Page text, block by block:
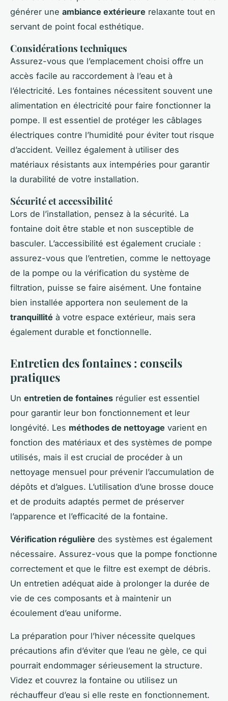
générer une ambiance extérieure relaxante tout en
servant de point focal esthétique.
Considérations techniques
Assurez-vous que l’emplacement choisi offre un
accès facile au raccordement à l’eau et à
l’électricité. Les fontaines nécessitent souvent une
alimentation en électricité pour faire fonctionner la
pompe. Il est essentiel de protéger les câblages
électriques contre l’humidité pour éviter tout risque
d’accident. Veillez également à utiliser des
matériaux résistants aux intempéries pour garantir
la durabilité de votre installation.
Sécurité et accessibilité
Lors de l’installation, pensez à la sécurité. La
fontaine doit être stable et non susceptible de
basculer. L’accessibilité est également cruciale :
assurez-vous que l’entretien, comme le nettoyage
de la pompe ou la vérification du système de
filtration, puisse se faire aisément. Une fontaine
bien installée apportera non seulement de la
tranquillité à votre espace extérieur, mais sera
également durable et fonctionnelle.
Entretien des fontaines : conseils
pratiques
Un entretien de fontaines régulier est essentiel
pour garantir leur bon fonctionnement et leur
longévité. Les méthodes de nettoyage varient en
fonction des matériaux et des systèmes de pompe
utilisés, mais il est crucial de procéder à un
nettoyage mensuel pour prévenir l’accumulation de
dépôts et d’algues. L’utilisation d’une brosse douce
et de produits adaptés permet de préserver
l’apparence et l’efficacité de la fontaine.
Vérification régulière des systèmes est également
nécessaire. Assurez-vous que la pompe fonctionne
correctement et que le filtre est exempt de débris.
Un entretien adéquat aide à prolonger la durée de
vie de ces composants et à maintenir un
écoulement d’eau uniforme.
La préparation pour l’hiver nécessite quelques
précautions afin d’éviter que l’eau ne gèle, ce qui
pourrait endommager sérieusement la structure.
Videz et couvrez la fontaine ou utilisez un
réchauffeur d’eau si elle reste en fonctionnement.